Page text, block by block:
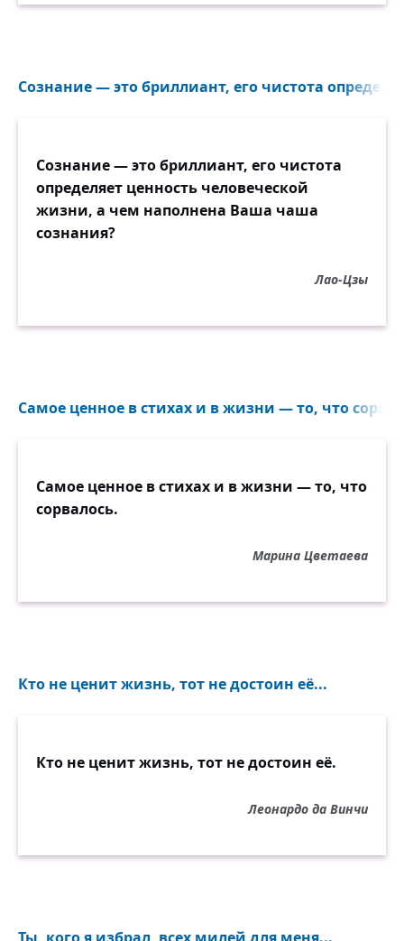
Сознание — это бриллиант, его чистота
Сознание — это бриллиант, его чистота
определяет ценность человеческой
жизни, а чем наполнена Ваша чаша
сознания?
Лао-Цзы
Самое ценное в стихах и в жизни — то, что
Самое ценное в стихах и в жизни — то, что
сорвалось.
Марина Цветаева
Кто не ценит жизнь, тот не достоин её...
Кто не ценит жизнь, тот не достоин её.
Леонардо да Винчи